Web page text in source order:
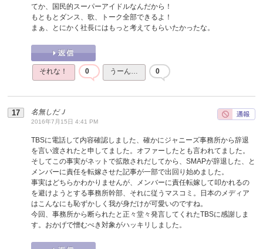
てか、国民的スーパーアイドルなんだから！
もともとダンス、歌、トーク全部できるよ！
まぁ、とにかく社長にはもっと考えてもらいたかったな。
それな！ 0 うーん… 0
名無しだＪ
2016年7月15日 4:41 PM
TBSに電話して内容確認しました、確かにジャニーズ事務所から辞退
を言い渡されたと申してました。オファーしたとも言われてました。
そしてこの事実がネットで拡散されだしてから、SMAPが辞退した、と
メンバーに責任を転嫁させた記事が一部で出回り始めました。
事実はどちらかわかりませんが、メンバーに責任転嫁して叩かれるの
を避けようとする事務所幹部、それに従うマスコミ。日本のメディア
はこんなにも恥ずかしく我が身だけが可愛いのですね。
今回、事務所から断られたと正々堂々発言してくれたTBSに感謝しま
す。おかげで憎むべき対象がハッキリしました。